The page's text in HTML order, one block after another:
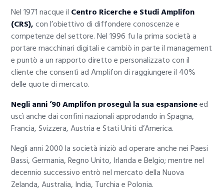
Nel 1971 nacque il Centro Ricerche e Studi Amplifon
(CRS),con l’obiettivo di diffondere conoscenze e
competenze del settore. Nel 1996 fu la prima società a
portare macchinari digitali e cambiò in parte il management
e puntò a un rapporto diretto e personalizzato con il
cliente che consentì ad Amplifon di raggiungere il 40%
delle quote di mercato.
Negli anni ’90 Amplifon proseguì la sua espansioneed
uscì anche dai confini nazionali approdando in Spagna,
Francia, Svizzera, Austria e Stati Uniti d’America.
Negli anni 2000 la società iniziò ad operare anche nei Paesi
Bassi, Germania, Regno Unito, Irlanda e Belgio; mentre nel
decennio successivo entrò nel mercato della Nuova
Zelanda, Australia, India, Turchia e Polonia.